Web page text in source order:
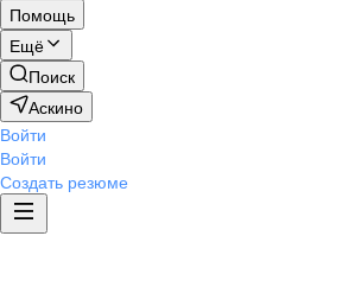
Помощь
Ещё
Поиск
Аскино
Войти
Войти
Создать резюме